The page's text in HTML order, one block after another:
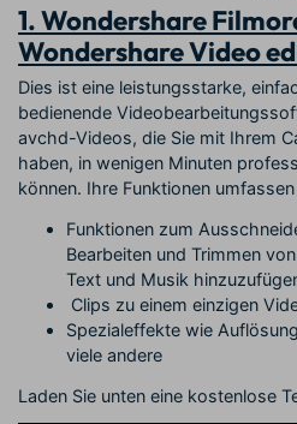
1. Wondershare
Wondershare Video
Dies ist eine leistungsstarke,
bedienende
avchd-Videos, die Sie mit Ihrem
haben, in wenigen Minuten
können. Ihre Funktionen umfassen
Funktionen zum
Bearbeiten und Trimmen
Text und Musik
Clips zu einem einzigen
Spezialeffekte wie
viele andere
Laden Sie unten eine kostenlose